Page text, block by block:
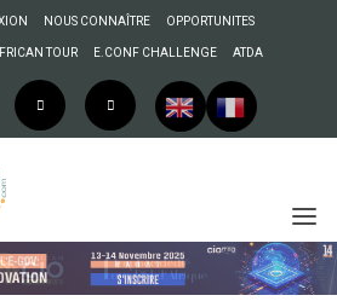
NOUS CONNAÎTRE OPPORTUNITES
TOUR E.CONF CHALLENGE ATDA